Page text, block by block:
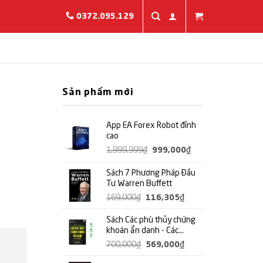
0372.095.129
Sản phẩm mới
App EA Forex Robot đỉnh
cao
1,999,999₫
Giá
là:
1,999,999₫.
999,000₫
tại
Sách 7 Phương Pháp Đầu
Tư Warren Buffett
169,000₫
Giá
là:
169,000₫.
116,305₫
tại
Sách Các phù thủy chứng
khoán ẩn danh - Các
Trader ma thuật mà bạn
700,000₫
Giá
569,000₫